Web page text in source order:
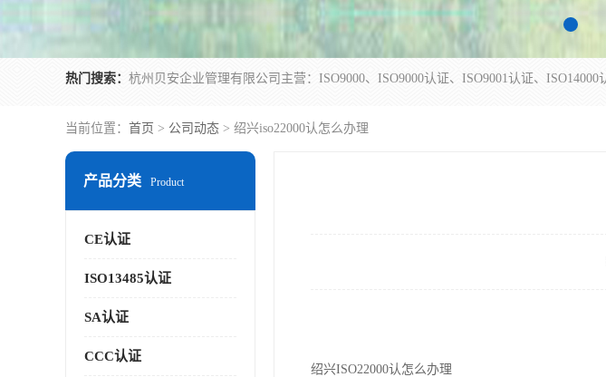
热门搜索：
当前位置： 首页 > 公司动态 > 绍兴iso22000认怎么办理
产品分类 Product
CE认证
ISO13485认证
SA认证
CCC认证
绍兴ISO22000认怎么办理